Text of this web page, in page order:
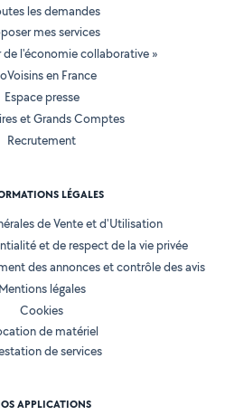
les demandes
mes services
de l'économie collaborative »
en France
Espace presse
et Grands Comptes
Recrutement
LÉGALES
de Vente et d'Utilisation
et de respect de la vie privée
des annonces et contrôle des avis
Mentions légales
Cookies
de matériel
de services
APPLICATIONS